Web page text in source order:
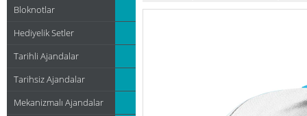
Bloknotlar
Hediyelik Setler
Tarihli Ajandalar
Tarihsiz Ajandalar
Mekanizmalı Ajandalar